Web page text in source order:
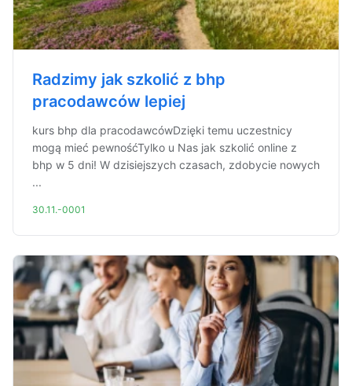
Radzimy jak szkolić z bhp
pracodawców lepiej
kurs bhp dla pracodawcówDzięki temu uczestnicy
mogą mieć pewnośćTylko u Nas jak szkolić online z
bhp w 5 dni! W dzisiejszych czasach, zdobycie nowych
...
30.11.-0001